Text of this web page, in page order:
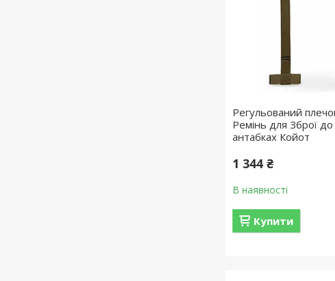
Регульований
Ремінь для Зброї
антабках Койот
1 344 ₴
В наявності
Купити